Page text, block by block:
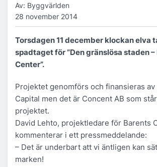
Av: Byggvärlden
28 november 2014
Torsdagen 11 december klockan elva
spadtaget för ”Den gränslösa staden
Center”.
Projektet genomförs och finansieras av
Capital men det är Concent AB som
projektet.
David Lehto, projektledare för Barents
kommenterar i ett pressmeddelande:
– Det är underbart att vi äntligen kan
marken!